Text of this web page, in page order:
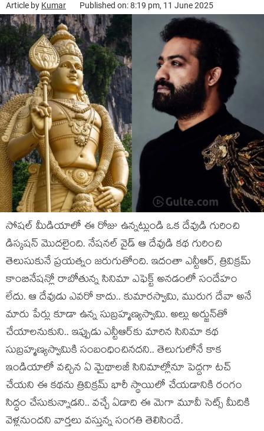
Article by Kumar Published on: 8:19 pm, 11 June 2025
సోష‌ల్ మీడియాలో ఈ రోజు ఉన్న‌ట్లుండి ఒక దేవుడి గురించి
డిస్క‌ష‌న్ మొద‌లైంది. నేష‌న‌ల్ వైడ్ ఆ దేవుడి క‌థ గురించి
తెలుసుకునే ప్ర‌య‌త్నం జ‌రుగుతోంది. ఇదంతా ఎన్టీఆర్, త్రివిక్ర‌మ్
కాంబినేష‌న్లో రాబోతున్న సినిమా ఎఫెక్ట్ అన‌డంలో సందేహం
లేదు. ఆ దేవుడు ఎవ‌రో కాదు.. కుమార‌స్వామి, మురుగ దేవా అనే
మారు పేర్లు కూడా ఉన్న సుబ్ర‌హ్మ‌ణ్య‌స్వామి. అల్లు అర్జున్‌తో
చేయాల‌నుకుని.. ఇప్పుడు ఎన్టీఆర్‌కు మారిన సినిమా క‌థ
సుబ్ర‌హ్మ‌ణ్య‌స్వామికి సంబంధించిన‌ద‌ని.. తెలుగులోనే కాక
ఇండియాలో వ‌చ్చిన ఏ మైథాల‌జీ సినిమాల్లోనూ పెద్ద‌గా టచ్
చేయ‌ని ఈ క‌థ‌ను త్రివిక్ర‌మ్ భారీ స్థాయిలో చేయ‌డానికి రంగం
సిద్ధం చేసుకున్నాడ‌ని.. వ‌చ్చే ఏడాది ఈ మెగా మూవీ సెట్స్ మీదికి
వెళ్ల‌నుంద‌ని వార్త‌లు వ‌స్తున్న సంగ‌తి తెలిసిందే.